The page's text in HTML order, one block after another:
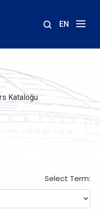
EN
Kataloğu
Select Term: